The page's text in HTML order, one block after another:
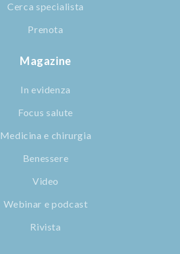
Cerca specialista
Prenota
Magazine
In evidenza
Focus salute
Medicina e chirurgia
Benessere
Video
Webinar e podcast
Rivista